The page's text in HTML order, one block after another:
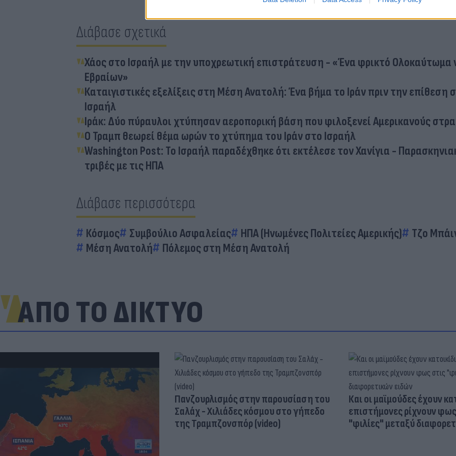
Διάβασε σχετικά
Χάος στο Ισραήλ με την υποχρεωτική επιστράτευση - «Ένα φρικτό Ολοκαύτωμα
Εβραίων»
Καταιγιστικές εξελίξεις στη Μέση Ανατολή: Ένα βήμα το Ιράν πριν την επίθεση
Ισραήλ
Ιράκ: Δύο πύραυλοι χτύπησαν αεροπορική βάση που φιλοξενεί Αμερικανούς
Ο Τραμπ θεωρεί θέμα ωρών το χτύπημα του Ιράν στο Ισραήλ
Washington Post: Το Ισραήλ παραδέχθηκε ότι εκτέλεσε τον Χανίγια -
τριβές με τις ΗΠΑ
Διάβασε περισσότερα
Κόσμος Συμβούλιο Ασφαλείας ΗΠΑ (Ηνωμένες Πολιτείες Αμερικής)
Τζο
Μέση Ανατολή
Πόλεμος στη Μέση Ανατολή
ΑΠΟ ΤΟ ΔΙΚΤΥΟ
Πανζουρλισμός στην παρουσίαση του
Σαλάχ - Χιλιάδες κόσμου στο γήπεδο
της Τραμπζονσπόρ (video)
Και οι μαϊμούδες έχουν
επιστήμονες ρίχνουν
"φιλίες" μεταξύ